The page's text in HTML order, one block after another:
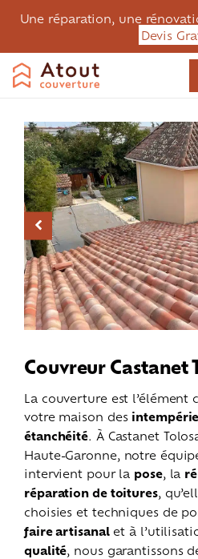
Une réparation, une
Devis
Couvreur Castanet
La couverture est
votre maison des
étanchéité. À Castanet
Haute-Garonne, notre
intervient pour la pose, la
réparation de toitures,
choisies et techniques de
faire artisanalet à
qualité, nous garantissons